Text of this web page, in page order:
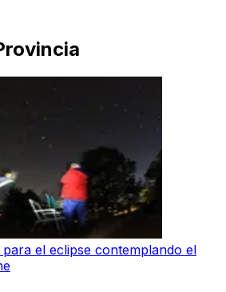
el eclipse contemplando el